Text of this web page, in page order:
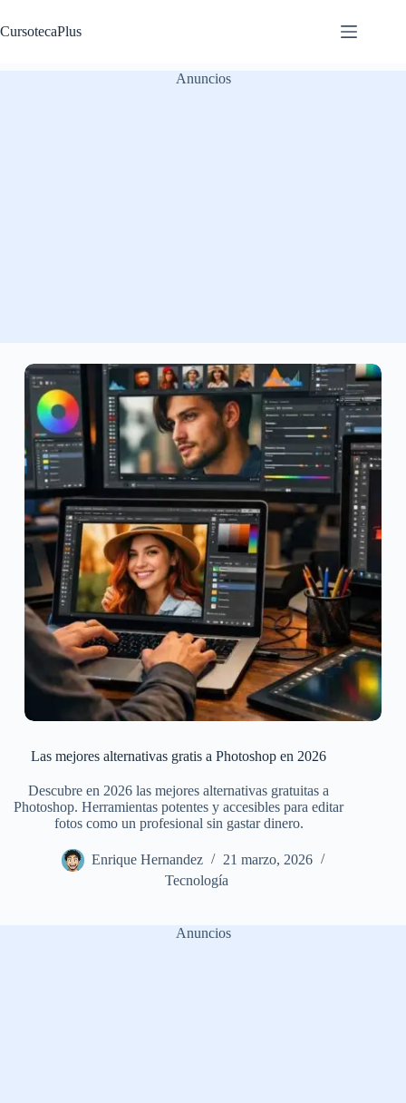
al
contenido
CursotecaPlus
Anuncios
Las mejores alternativas gratis a Photoshop en 2026
Descubre en 2026 las mejores alternativas gratuitas a
Photoshop. Herramientas potentes y accesibles para editar
fotos como un profesional sin gastar dinero.
Enrique Hernandez
21 marzo, 2026
Tecnología
Anuncios